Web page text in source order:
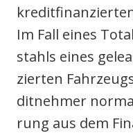
Im Fall eines
stahls eines
zier­ten
dit­neh­mer
rung aus dem